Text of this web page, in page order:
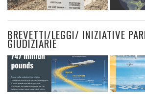
BREVETTI/LEGGI/ INIZIATIVE
GIUDIZIARIE